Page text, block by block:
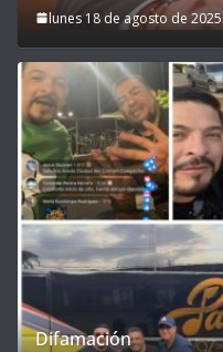
lunes 18 de agosto de 2025
Difamación